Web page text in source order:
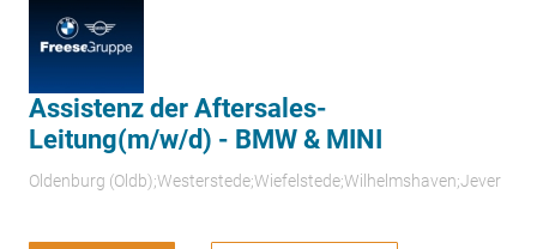
Assistenz der Aftersales-
Leitung(m/w/d) - BMW & MINI
Oldenburg (Oldb);Westerstede;Wiefelstede;Wilhelmshaven;Jever